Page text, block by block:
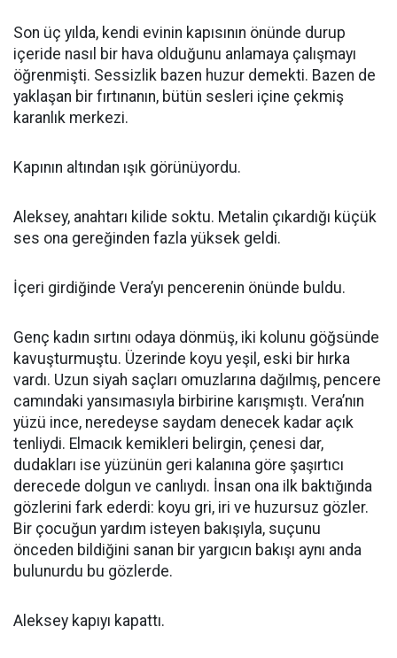
Son üç yılda, kendi evinin kapısının önünde durup
içeride nasıl bir hava olduğunu anlamaya çalışmayı
öğrenmişti. Sessizlik bazen huzur demekti. Bazen de
yaklaşan bir fırtınanın, bütün sesleri içine çekmiş
karanlık merkezi.
Kapının altından ışık görünüyordu.
Aleksey, anahtarı kilide soktu. Metalin çıkardığı küçük
ses ona gereğinden fazla yüksek geldi.
İçeri girdiğinde Vera’yı pencerenin önünde buldu.
Genç kadın sırtını odaya dönmüş, iki kolunu göğsünde
kavuşturmuştu. Üzerinde koyu yeşil, eski bir hırka
vardı. Uzun siyah saçları omuzlarına dağılmış, pencere
camındaki yansımasıyla birbirine karışmıştı. Vera’nın
yüzü ince, neredeyse saydam denecek kadar açık
tenliydi. Elmacık kemikleri belirgin, çenesi dar,
dudakları ise yüzünün geri kalanına göre şaşırtıcı
derecede dolgun ve canlıydı. İnsan ona ilk baktığında
gözlerini fark ederdi: koyu gri, iri ve huzursuz gözler.
Bir çocuğun yardım isteyen bakışıyla, suçunu
önceden bildiğini sanan bir yargıcın bakışı aynı anda
bulunurdu bu gözlerde.
Aleksey kapıyı kapattı.